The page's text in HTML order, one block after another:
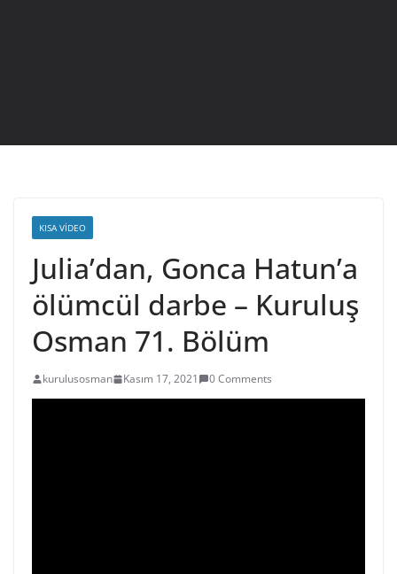
KISA VIDEO
Julia’dan, Gonca Hatun’a
ölümcül darbe – Kuruluş
Osman 71. Bölüm
kurulusosman Kasım 17, 2021 0 Comments